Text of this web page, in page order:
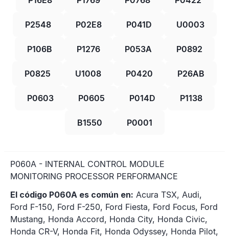
P2548 P02E8 P041D U0003
P106B P1276 P053A P0892
P0825 U1008 P0420 P26AB
P0603 P0605 P014D P1138
B1550 P0001
P060A - INTERNAL CONTROL MODULE
MONITORING PROCESSOR PERFORMANCE
El código P060A es común en: Acura TSX, Audi,
Ford F-150, Ford F-250, Ford Fiesta, Ford Focus, Ford
Mustang, Honda Accord, Honda City, Honda Civic,
Honda CR-V, Honda Fit, Honda Odyssey, Honda Pilot,